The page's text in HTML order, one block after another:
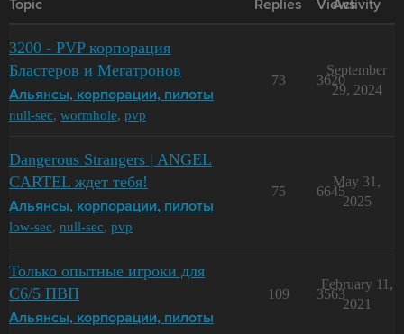
Topic Replies Views
Activity
3200 - PVP корпорация
Бластеров и Мегатронов
Альянсы, корпорации, пилоты
null-sec, wormhole, pvp
73 3620
September
29, 2024
Dangerous Strangers | ANGEL
CARTEL ждет тебя!
Альянсы, корпорации, пилоты
low-sec, null-sec, pvp
75 6645
May 31,
2025
Только опытные игроки для
С6/5 ПВП
Альянсы, корпорации, пилоты
109 3563
February 11,
2021